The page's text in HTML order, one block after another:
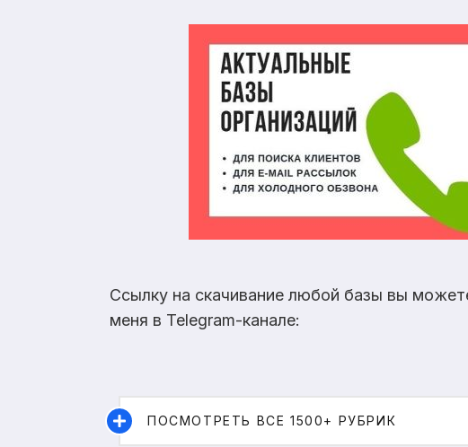
Ссылку на скачивание любой базы вы
меня в Telegram-канале:
ПОСМОТРЕТЬ ВСЕ 1500+ РУБРИК